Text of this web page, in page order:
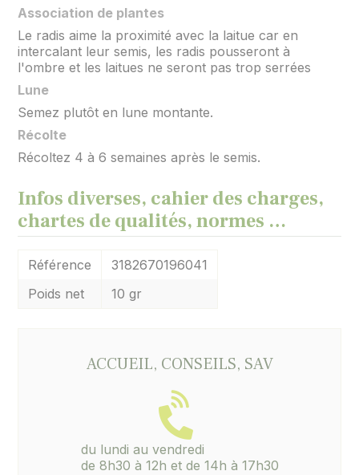
Association de plantes
Le radis aime la proximité avec la laitue car en
intercalant leur semis, les radis pousseront à
l'ombre et les laitues ne seront pas trop serrées
Lune
Semez plutôt en lune montante.
Récolte
Récoltez 4 à 6 semaines après le semis.
Infos diverses, cahier des charges,
chartes de qualités, normes …
Référence
3182670196041
Poids net
10 gr
ACCUEIL, CONSEILS, SAV
du lundi au vendredi
de 8h30 à 12h et de 14h à 17h30